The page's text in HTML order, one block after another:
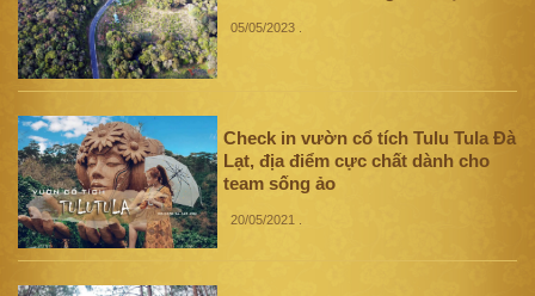
05/05/2023
Check in vườn cổ tích Tulu Tula Đà
Lạt, địa điểm cực chất dành cho
team sống ảo
20/05/2021